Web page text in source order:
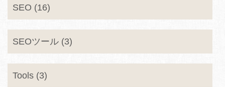
SEO (16)
SEOツール (3)
Tools (3)